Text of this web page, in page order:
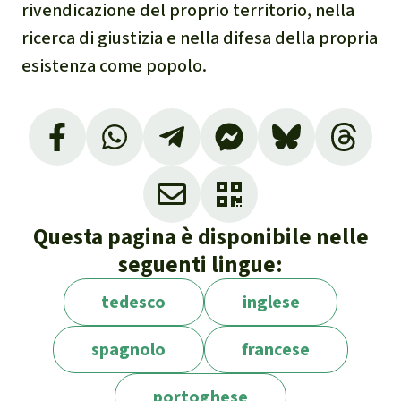
rivendicazione del proprio territorio, nella
ricerca di giustizia e nella difesa della propria
esistenza come popolo.
Terras Indígenas no Brasil/ISA, 2024. Terra
Indígena Caramuru / Paraguassu:
https://terrasindigenas.org.br/pt-br/terras-
Avispa Midia, 23.1.204. TERRORISMO DI STATO.
Un attacco di latifondisti e paramilitari
provoca la morte di un indigeno Pataxó a
Bahia: https://avispa.org/ataque-de-
terratenientes-y-paramilitares-cobra-la-
vida-de-indigena-en-bahia/
Questa pagina è disponibile nelle
seguenti lingue:
tedesco
inglese
spagnolo
francese